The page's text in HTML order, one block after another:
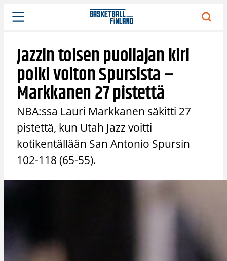
Siirry
sisältöön
Jazzin toisen puoliajan kiri
poiki voiton Spursista –
Markkanen 27 pistettä
NBA:ssa Lauri Markkanen säkitti 27
pistettä, kun Utah Jazz voitti
kotikentällään San Antonio Spursin
102-118 (65-55).